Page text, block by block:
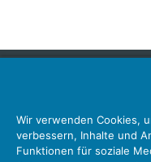
Steckverbinder
Antenne
Bestandsabfrage
Wir verwenden Cookies,
verbessern, Inhalte und
Funktionen für soziale